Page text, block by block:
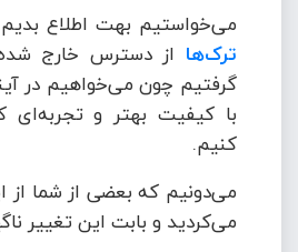
می‌خواستیم بهت اطلاع
ترک‌ها از دسترس خارج
گرفتیم چون می‌خواهیم در
با کیفیت بهتر و تجربه‌ای
کنیم.
می‌دونیم که بعضی از شما
می‌کردید و بابت این تغییر